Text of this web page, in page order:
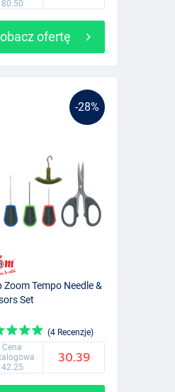
80.50
ofertę
-28%
Zoom Tempo Needle &
Set
(4 Recenzje)
Cena
42.25
30.39